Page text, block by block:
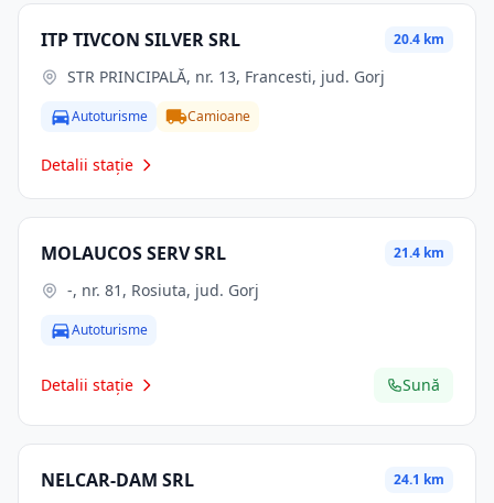
ITP TIVCON SILVER SRL 20.4 km
STR PRINCIPALĂ, nr. 13, Francesti, jud. Gorj
Autoturisme Camioane
Detalii stație
MOLAUCOS SERV SRL 21.4 km
-, nr. 81, Rosiuta, jud. Gorj
Autoturisme
Detalii stație Sună
NELCAR-DAM SRL 24.1 km